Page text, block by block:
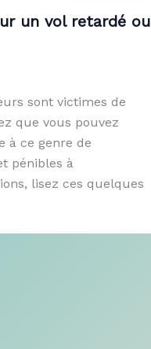
un vol retardé ou
sont victimes de
que vous pouvez
à ce genre de
pénibles à
lisez ces quelques